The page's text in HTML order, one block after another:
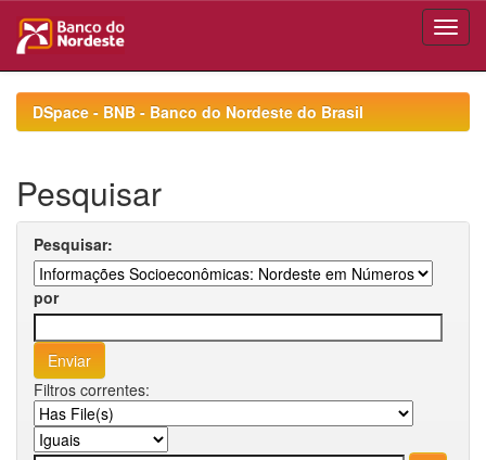
navigationDSpace - BNB - Banco do Nordeste do Brasil
Pesquisar
Pesquisar:
por
Filtros correntes: